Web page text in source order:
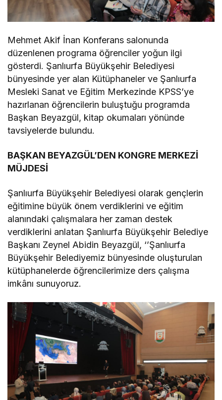
Mehmet Akif İnan Konferans salonunda
düzenlenen programa öğrenciler yoğun ilgi
gösterdi. Şanlıurfa Büyükşehir Belediyesi
bünyesinde yer alan Kütüphaneler ve Şanlıurfa
Mesleki Sanat ve Eğitim Merkezinde KPSS’ye
hazırlanan öğrencilerin buluştuğu programda
Başkan Beyazgül, kitap okumaları yönünde
tavsiyelerde bulundu.
BAŞKAN BEYAZGÜL’DEN KONGRE MERKEZİ
MÜJDESİ
Şanlıurfa Büyükşehir Belediyesi olarak gençlerin
eğitimine büyük önem verdiklerini ve eğitim
alanındaki çalışmalara her zaman destek
verdiklerini anlatan Şanlıurfa Büyükşehir Belediye
Başkanı Zeynel Abidin Beyazgül, ‘’Şanlıurfa
Büyükşehir Belediyemiz bünyesinde oluşturulan
kütüphanelerde öğrencilerimize ders çalışma
imkânı sunuyoruz.